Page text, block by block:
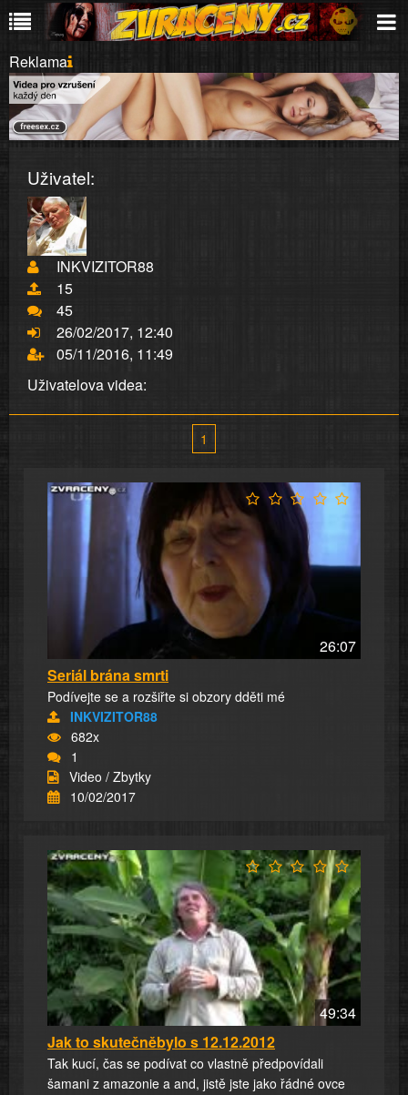
Reklama
Uživatel:
INKVIZITOR88
15
45
26/02/2017, 12:40
05/11/2016, 11:49
Uživatelova videa:
1
26:07
Seriál brána smrti
Podívejte se a rozšiřte si obzory dděti mé
INKVIZITOR88
682x
1
Video / Zbytky
10/02/2017
49:34
Jak to skutečněbylo s 12.12.2012
Tak kucí, čas se podívat co vlastně předpovídali
šamani z amazonie a and, jistě jste jako řádné ovce